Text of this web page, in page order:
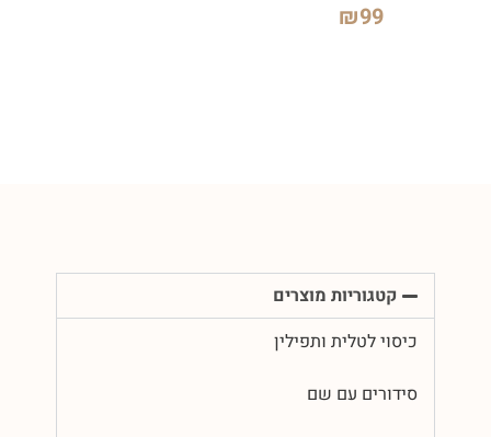
₪99
קטגוריות מוצרים
כיסוי לטלית ותפילין
סידורים עם שם